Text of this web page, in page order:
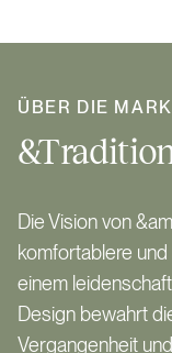
ÜBER DIE
Die Vision von
komfortablere
einem
Design bewahrt
Vergangenheit